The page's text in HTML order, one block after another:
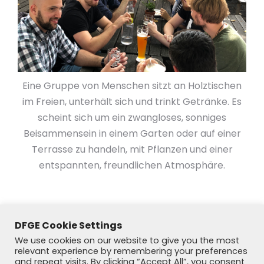
Eine Gruppe von Menschen sitzt an Holztischen
im Freien, unterhält sich und trinkt Getränke. Es
scheint sich um ein zwangloses, sonniges
Beisammensein in einem Garten oder auf einer
Terrasse zu handeln, mit Pflanzen und einer
entspannten, freundlichen Atmosphäre.
DFGE Cookie Settings
We use cookies on our website to give you the most
relevant experience by remembering your preferences
and repeat visits. By clicking “Accept All”, you consent